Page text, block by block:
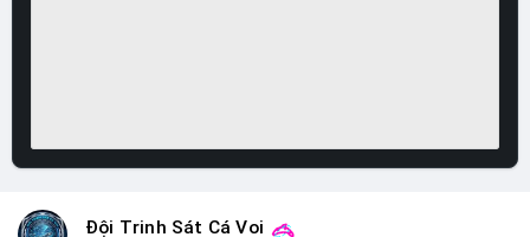
Đội Trinh Sát Cá Voi